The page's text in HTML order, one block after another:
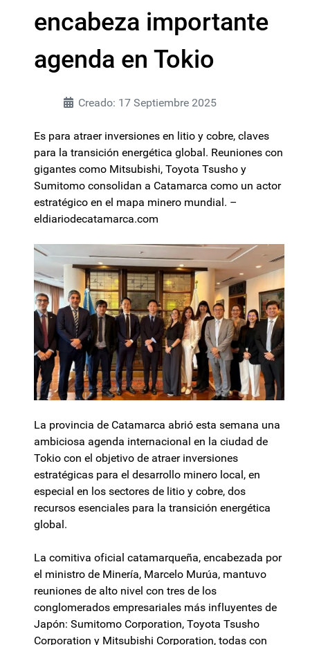
encabeza importante
agenda en Tokio
Creado: 17 Septiembre 2025
Es para atraer inversiones en litio y cobre, claves
para la transición energética global. Reuniones con
gigantes como Mitsubishi, Toyota Tsusho y
Sumitomo consolidan a Catamarca como un actor
estratégico en el mapa minero mundial. –
eldiariodecatamarca.com
La provincia de Catamarca abrió esta semana una
ambiciosa agenda internacional en la ciudad de
Tokio con el objetivo de atraer inversiones
estratégicas para el desarrollo minero local, en
especial en los sectores de litio y cobre, dos
recursos esenciales para la transición energética
global.
La comitiva oficial catamarqueña, encabezada por
el ministro de Minería, Marcelo Murúa, mantuvo
reuniones de alto nivel con tres de los
conglomerados empresariales más influyentes de
Japón: Sumitomo Corporation, Toyota Tsusho
Corporation y Mitsubishi Corporation, todas con